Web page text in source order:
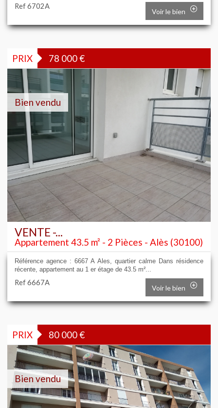
Ref 6702A
Voir le bien
PRIX 78 000€
Bien vendu
VENTE -...
Appartement 43.5 m² - 2 Pièces - Alès (30100)
Référence agence : 6667 A Ales, quartier calme Dans résidence
récente, appartement au 1 er étage de 43.5 m²...
Ref 6667A
Voir le bien
PRIX 80 000€
Bien vendu